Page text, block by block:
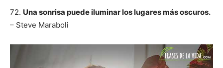
72. Una sonrisa puede iluminar los lugares más oscuros.
– Steve Maraboli